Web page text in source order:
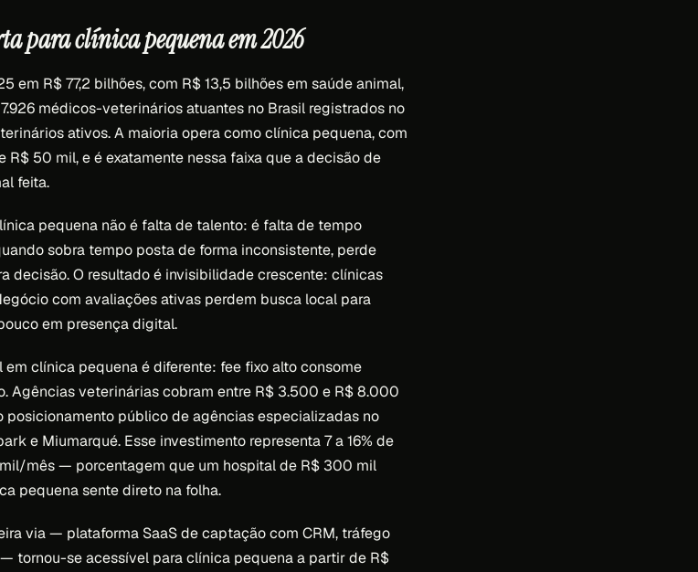
para clínica pequena em 2026
em R$ 77,2 bilhões, com R$ 13,5 bilhões em saúde animal,
médicos-veterinários atuantes no Brasil registrados no
ativos. A maioria opera como clínica pequena, com
R$ 50 mil, e é exatamente nessa faixa que a decisão de
feita.
pequena não é falta de talento: é falta de tempo
sobra tempo posta de forma inconsistente, perde
decisão. O resultado é invisibilidade crescente: clínicas
com avaliações ativas perdem busca local para
em presença digital.
clínica pequena é diferente: fee fixo alto consome
Agências veterinárias cobram entre R$ 3.500 e R$ 8.000
público de agências especializadas no
e Miumarqué. Esse investimento representa 7 a 16% de
mês — porcentagem que um hospital de R$ 300 mil
pequena sente direto na folha.
via — plataforma SaaS de captação com CRM, tráfego
tornou-se acessível para clínica pequena a partir de R$